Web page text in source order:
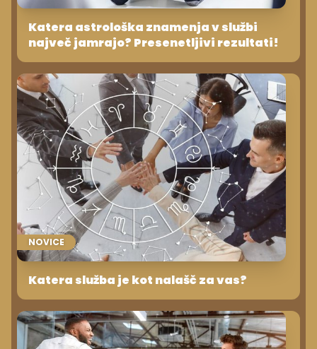
Katera astrološka znamenja v službi
največ jamrajo? Presenetljivi rezultati!
NOVICE
Katera služba je kot nalašč za vas?